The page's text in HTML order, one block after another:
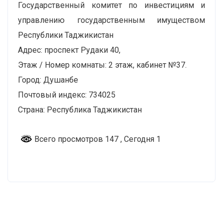
Государственный комитет по инвестициям и
управлению государственным имуществом
Республики Таджикистан
Адрес: проспект Рудаки 40,
Этаж / Номер комнаты: 2 этаж, кабинет №37.
Город: Душанбе
Почтовый индекс: 734025
Страна: Республика Таджикистан
Всего просмотров 147 , Сегодня 1